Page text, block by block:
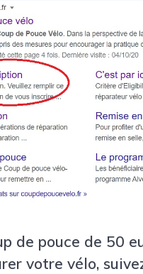
de pouce de 50
votre vélo,